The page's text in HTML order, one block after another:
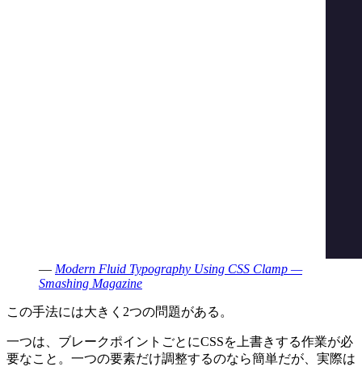
— Modern Fluid Typography Using CSS Clamp —
Smashing Magazine
この手法には大きく2つの問題がある。
一つは、ブレークポイントごとにCSSを上書きする作業が必
要なこと。一つの要素だけ調整するのなら簡単だが、実際は